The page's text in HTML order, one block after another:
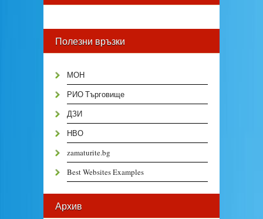
Полезни връзки
МОН
РИО Търговище
ДЗИ
НВО
zamaturite.bg
Best Websites Examples
Архив